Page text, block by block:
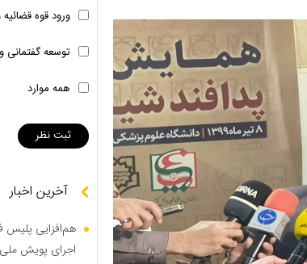
ورود قوه
توسعه گفتمانی
همه موارد
آخرین اخبار
هم‌افزایی پلیس
اجرای پویش